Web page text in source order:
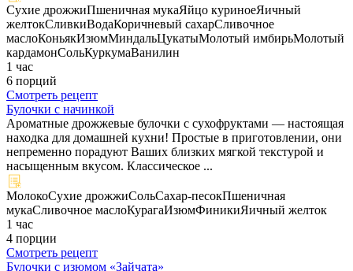
Сухие дрожжиПшеничная мукаЯйцо куриноеЯичный
желтокСливкиВодаКоричневый сахарСливочное
маслоКоньякИзюмМиндальЦукатыМолотый имбирьМолотый
кардамонСольКуркумаВанилин
1 час
6 порций
Смотреть рецепт
Булочки с начинкой
Ароматные дрожжевые булочки с сухофруктами — настоящая
находка для домашней кухни! Простые в приготовлении, они
непременно порадуют Ваших близких мягкой текстурой и
насыщенным вкусом. Классическое ...
МолокоСухие дрожжиСольСахар-песокПшеничная
мукаСливочное маслоКурагаИзюмФиникиЯичный желток
1 час
4 порции
Смотреть рецепт
Булочки с изюмом «Зайчата»